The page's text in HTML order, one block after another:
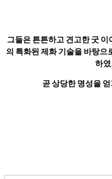
그들은 튼튼하고 견고한 굿
의 특화된 제화 기술을 바탕으
하
곧 상당한 명성을